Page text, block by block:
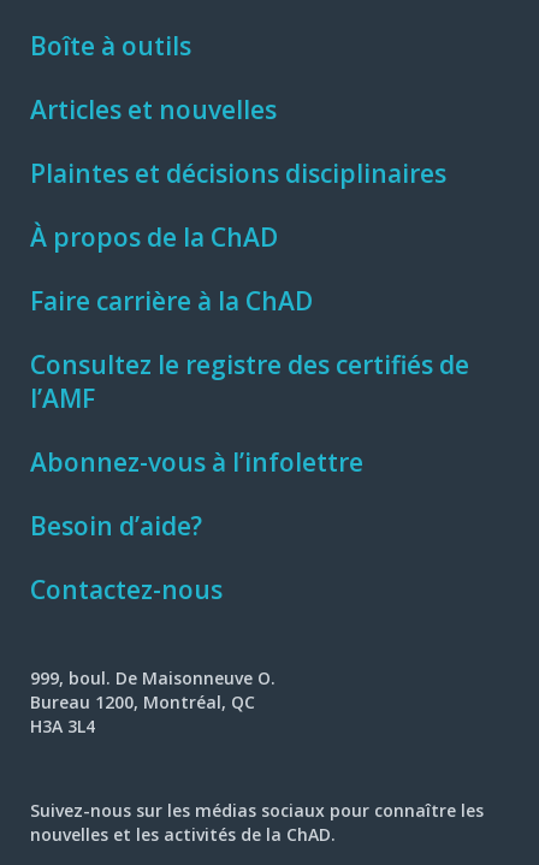
Boîte à outils
Articles et nouvelles
Plaintes et décisions disciplinaires
À propos de la ChAD
Faire carrière à la ChAD
Consultez le registre des certifiés de
l’AMF
Abonnez-vous à l’infolettre
Besoin d’aide?
Contactez-nous
999, boul. De Maisonneuve O.
Bureau 1200, Montréal, QC
H3A 3L4
Suivez-nous sur les médias sociaux pour connaître les
nouvelles et les activités de la ChAD.